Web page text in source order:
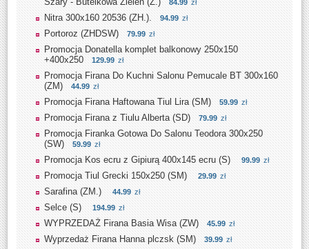
84.99 zł
Nitra 300x160 20536 (ZH.). 94.99 zł
Portoroz (ZHDSW) 79.99 zł
Promocja Donatella komplet balkonowy 250x150
+400x250
129.99 zł
Promocja Firana Do Kuchni Salonu Pemucale BT 300x160
(ZM)
44.99 zł
Promocja Firana Haftowana Tiul Lira (SM) 59.99 zł
Promocja Firana z Tiulu Alberta (SD) 79.99 zł
Promocja Firanka Gotowa Do Salonu Teodora 300x250
(SW)
59.99 zł
Promocja Kos ecru z Gipiurą 400x145 ecru (S) 99.99 zł
Promocja Tiul Grecki 150x250 (SM) 29.99 zł
Sarafina (ZM.) 44.99 zł
Selce (S) 194.99 zł
WYPRZEDAŻ Firana Basia Wisa (ZW) 45.99 zł
Wyprzedaż Firana Hanna plczsk (SM) 39.99 zł